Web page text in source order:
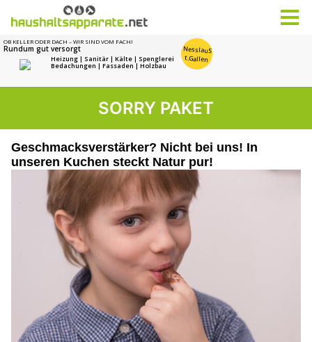
SORRY PAKET
Geschmacksverstärker? Nicht bei uns! In
unseren Kuchen steckt Natur pur!